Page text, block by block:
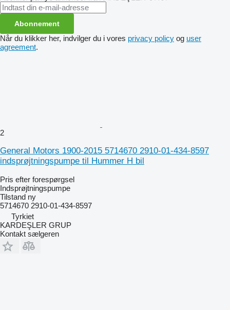
Abonnement
Når du klikker her, indvilger du i vores privacy policy og user
agreement.
2
General Motors 1900-2015 5714670 2910-01-434-8597
indsprøjtningspumpe til Hummer H bil
Pris efter forespørgsel
Indsprøjtningspumpe
Tilstand ny
5714670 2910-01-434-8597
Tyrkiet
KARDEŞLER GRUP
Kontakt sælgeren